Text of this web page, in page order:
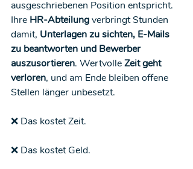
ausgeschriebenen Position entspricht.
Ihre HR-Abteilung verbringt Stunden
damit, Unterlagen zu sichten, E-Mails
zu beantworten und Bewerber
auszusortieren. Wertvolle Zeit geht
verloren, und am Ende bleiben offene
Stellen länger unbesetzt.
❌ Das kostet Zeit.
❌ Das kostet Geld.